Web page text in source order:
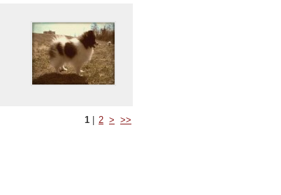
1 2 > >>